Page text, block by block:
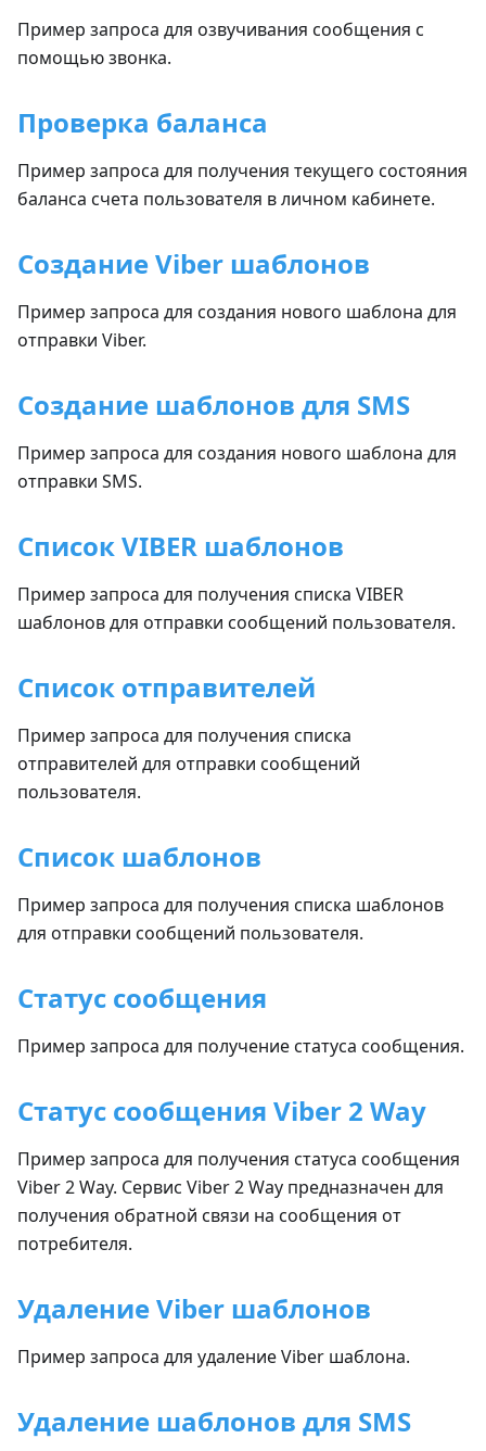
Пример запроса для озвучивания сообщения с
помощью звонка.
Проверка баланса
Пример запроса для получения текущего состояния
баланса счета пользователя в личном кабинете.
Создание Viber шаблонов
Пример запроса для создания нового шаблона для
отправки Viber.
Создание шаблонов для SMS
Пример запроса для создания нового шаблона для
отправки SMS.
Список VIBER шаблонов
Пример запроса для получения списка VIBER
шаблонов для отправки сообщений пользователя.
Список отправителей
Пример запроса для получения списка
отправителей для отправки сообщений
пользователя.
Список шаблонов
Пример запроса для получения списка шаблонов
для отправки сообщений пользователя.
Статус сообщения
Пример запроса для получение статуса сообщения.
Статус сообщения Viber 2 Way
Пример запроса для получения статуса сообщения
Viber 2 Way. Сервис Viber 2 Way предназначен для
получения обратной связи на сообщения от
потребителя.
Удаление Viber шаблонов
Пример запроса для удаление Viber шаблона.
Удаление шаблонов для SMS